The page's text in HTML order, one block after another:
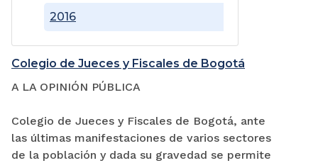
2016
Colegio de Jueces y Fiscales de Bogotá
A LA OPINIÓN PÚBLICA
Colegio de Jueces y Fiscales de Bogotá, ante
las últimas manifestaciones de varios sectores
de la población y dada su gravedad se permite